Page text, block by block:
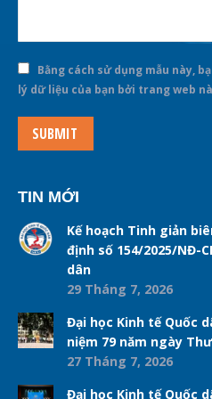
Bằng cách sử dụng mẫu này,
lý dữ liệu của bạn bởi trang web
SUBMIT
TIN MỚI
Kế hoạch Tinh giản
định số 154/2025/NĐ-
dân
29 Tháng 7, 2026
Đại học Kinh tế Quốc
niệm 79 năm ngày
27 Tháng 7, 2026
Đại học Kinh tế Quốc